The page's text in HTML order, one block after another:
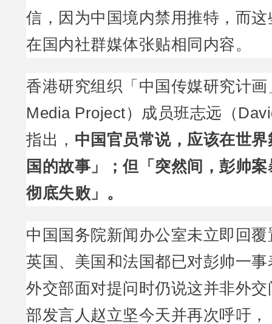
信，因为中国境内禁用推特，而
在国内社群媒体张贴相同内容。
香港研究组织「中国传媒研究计
Media Project）成员班志远（
指出， 中国官员常说，应该在世
国的故事」；但「突然间，彭帅
彻底失败」。
中国国务院新闻办公室未立即回
英国、美国和法国都已对彭帅一
外交部面对提问时仍说这并非外
部发言人赵立坚今天并再次呼吁